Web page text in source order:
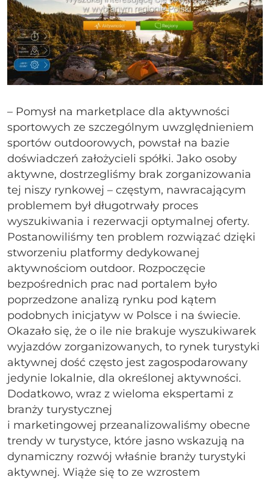
– Pomysł na marketplace dla aktywności
sportowych ze szczególnym uwzględnieniem
sportów outdoorowych, powstał na bazie
doświadczeń założycieli spółki. Jako osoby
aktywne, dostrzegliśmy brak zorganizowania
tej niszy rynkowej – częstym, nawracającym
problemem był długotrwały proces
wyszukiwania i rezerwacji optymalnej oferty.
Postanowiliśmy ten problem rozwiązać dzięki
stworzeniu platformy dedykowanej
aktywnościom outdoor. Rozpoczęcie
bezpośrednich prac nad portalem było
poprzedzone analizą rynku pod kątem
podobnych inicjatyw w Polsce i na świecie.
Okazało się, że o ile nie brakuje wyszukiwarek
wyjazdów zorganizowanych, to rynek turystyki
aktywnej dość często jest zagospodarowany
jedynie lokalnie, dla określonej aktywności.
Dodatkowo, wraz z wieloma ekspertami z
branży turystycznej
i marketingowej przeanalizowaliśmy obecne
trendy w turystyce, które jasno wskazują na
dynamiczny rozwój właśnie branży turystyki
aktywnej. Wiąże się to ze wzrostem